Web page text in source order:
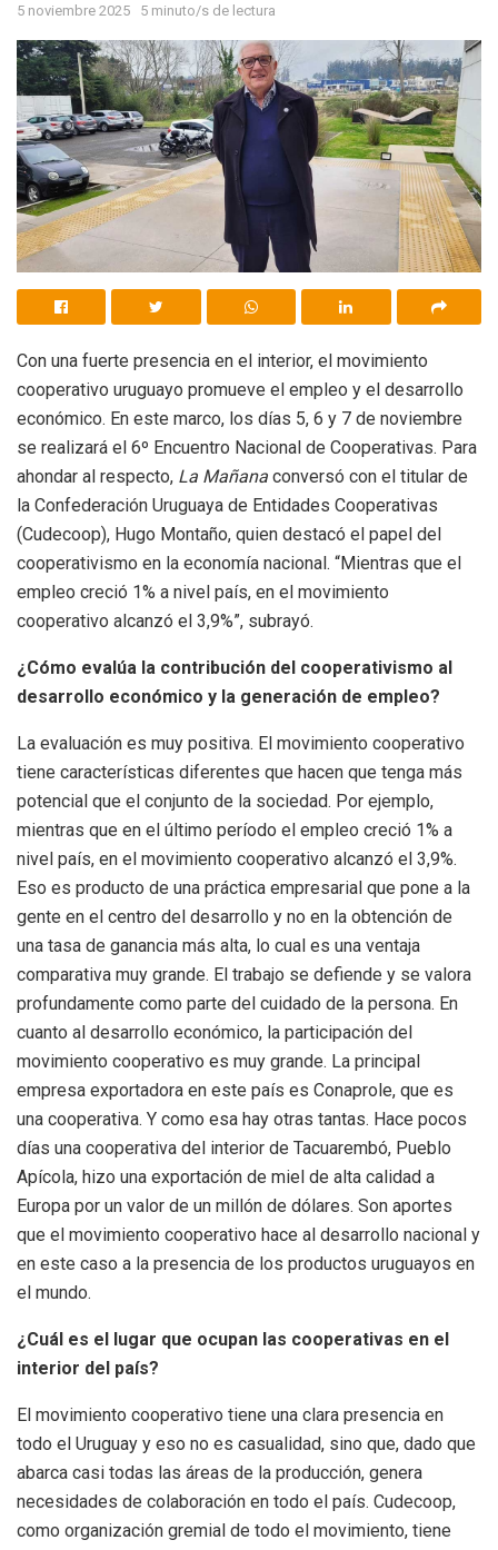
5 noviembre 2025 5 minuto/s de lectura
Con una fuerte presencia en el interior, el movimiento
cooperativo uruguayo promueve el empleo y el desarrollo
económico. En este marco, los días 5, 6 y 7 de noviembre
se realizará el 6º Encuentro Nacional de Cooperativas. Para
ahondar al respecto, La Mañana conversó con el titular de
la Confederación Uruguaya de Entidades Cooperativas
(Cudecoop), Hugo Montaño, quien destacó el papel del
cooperativismo en la economía nacional. “Mientras que el
empleo creció 1% a nivel país, en el movimiento
cooperativo alcanzó el 3,9%”, subrayó.
¿Cómo evalúa la contribución del cooperativismo al
desarrollo económico y la generación de empleo?
La evaluación es muy positiva. El movimiento cooperativo
tiene características diferentes que hacen que tenga más
potencial que el conjunto de la sociedad. Por ejemplo,
mientras que en el último período el empleo creció 1% a
nivel país, en el movimiento cooperativo alcanzó el 3,9%.
Eso es producto de una práctica empresarial que pone a la
gente en el centro del desarrollo y no en la obtención de
una tasa de ganancia más alta, lo cual es una ventaja
comparativa muy grande. El trabajo se defiende y se valora
profundamente como parte del cuidado de la persona. En
cuanto al desarrollo económico, la participación del
movimiento cooperativo es muy grande. La principal
empresa exportadora en este país es Conaprole, que es
una cooperativa. Y como esa hay otras tantas. Hace pocos
días una cooperativa del interior de Tacuarembó, Pueblo
Apícola, hizo una exportación de miel de alta calidad a
Europa por un valor de un millón de dólares. Son aportes
que el movimiento cooperativo hace al desarrollo nacional y
en este caso a la presencia de los productos uruguayos en
el mundo.
¿Cuál es el lugar que ocupan las cooperativas en el
interior del país?
El movimiento cooperativo tiene una clara presencia en
todo el Uruguay y eso no es casualidad, sino que, dado que
abarca casi todas las áreas de la producción, genera
necesidades de colaboración en todo el país. Cudecoop,
como organización gremial de todo el movimiento, tiene